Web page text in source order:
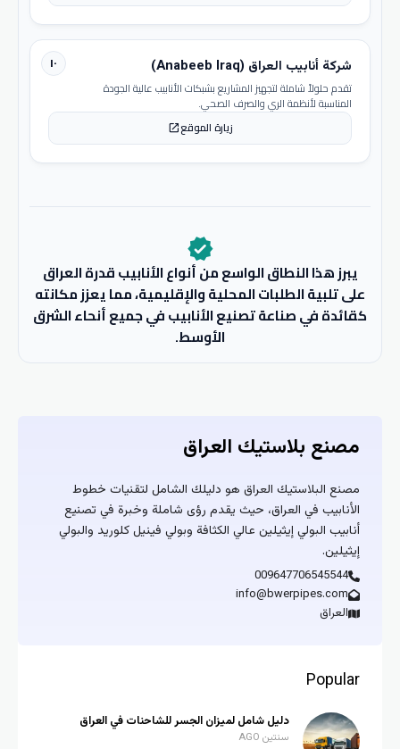
١٠ شركة أنابيب العراق (Anabeeb Iraq)
تقدم حلولاً شاملة لتجهيز المشاريع بشبكات الأنابيب عالية الجودة
المناسبة لأنظمة الري والصرف الصحي.
زيارة الموقعopen_in_new
verified
يبرز هذا النطاق الواسع من أنواع الأنابيب قدرة العراق
على تلبية الطلبات المحلية والإقليمية، مما يعزز مكانته
كقائدة في صناعة تصنيع الأنابيب في جميع أنحاء الشرق
الأوسط.
مصنع بلاستيك العراق
مصنع البلاستيك العراق هو دليلك الشامل لتقنيات خطوط
الأنابيب في العراق، حيث يقدم رؤى شاملة وخبرة في تصنيع
أنابيب البولي إيثيلين عالي الكثافة وبولي فينيل كلوريد والبولي
إيثيلين.
009647706545544
info@bwerpipes.com
العراق
Popular
دليل شامل لميزان الجسر للشاحنات في العراق
سنتين AGO